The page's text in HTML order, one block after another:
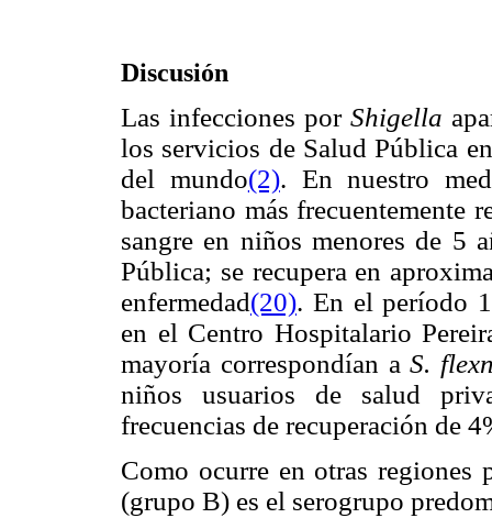
Discusión
Las infecciones porShigella
los servicios de Salud Pública
del mundo(2). En nuestro
bacteriano más frecuentemente
sangre en niños menores de 5
Pública; se recupera en
enfermedad(20). En el período
en el Centro Hospitalario
mayoría correspondían aS.
niños usuarios de salud
frecuencias de recuperación de
Como ocurre en otras
(grupo B) es el serogrupo